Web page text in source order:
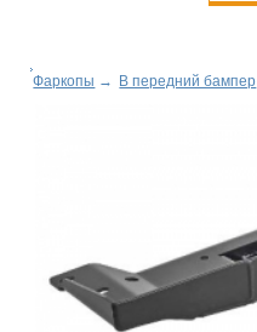
Фаркопы → В передний бампер